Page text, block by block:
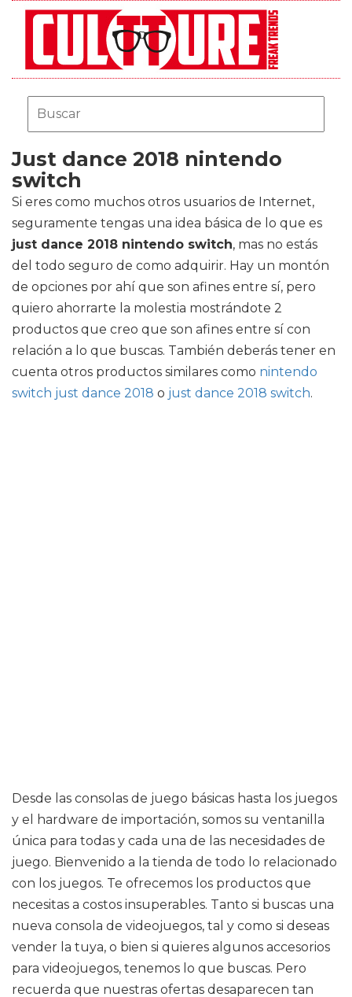
Just dance 2018 nintendo
switch
Si eres como muchos otros usuarios de Internet,
seguramente tengas una idea básica de lo que es
just dance 2018 nintendo switch, mas no estás
del todo seguro de como adquirir. Hay un montón
de opciones por ahí que son afines entre sí, pero
quiero ahorrarte la molestia mostrándote 2
productos que creo que son afines entre sí con
relación a lo que buscas. También deberás tener en
cuenta otros productos similares como nintendo
switch just dance 2018 o just dance 2018 switch.
Desde las consolas de juego básicas hasta los juegos
y el hardware de importación, somos su ventanilla
única para todas y cada una de las necesidades de
juego. Bienvenido a la tienda de todo lo relacionado
con los juegos. Te ofrecemos los productos que
necesitas a costos insuperables. Tanto si buscas una
nueva consola de videojuegos, tal y como si deseas
vender la tuya, o bien si quieres algunos accesorios
para videojuegos, tenemos lo que buscas. Pero
recuerda que nuestras ofertas desaparecen tan